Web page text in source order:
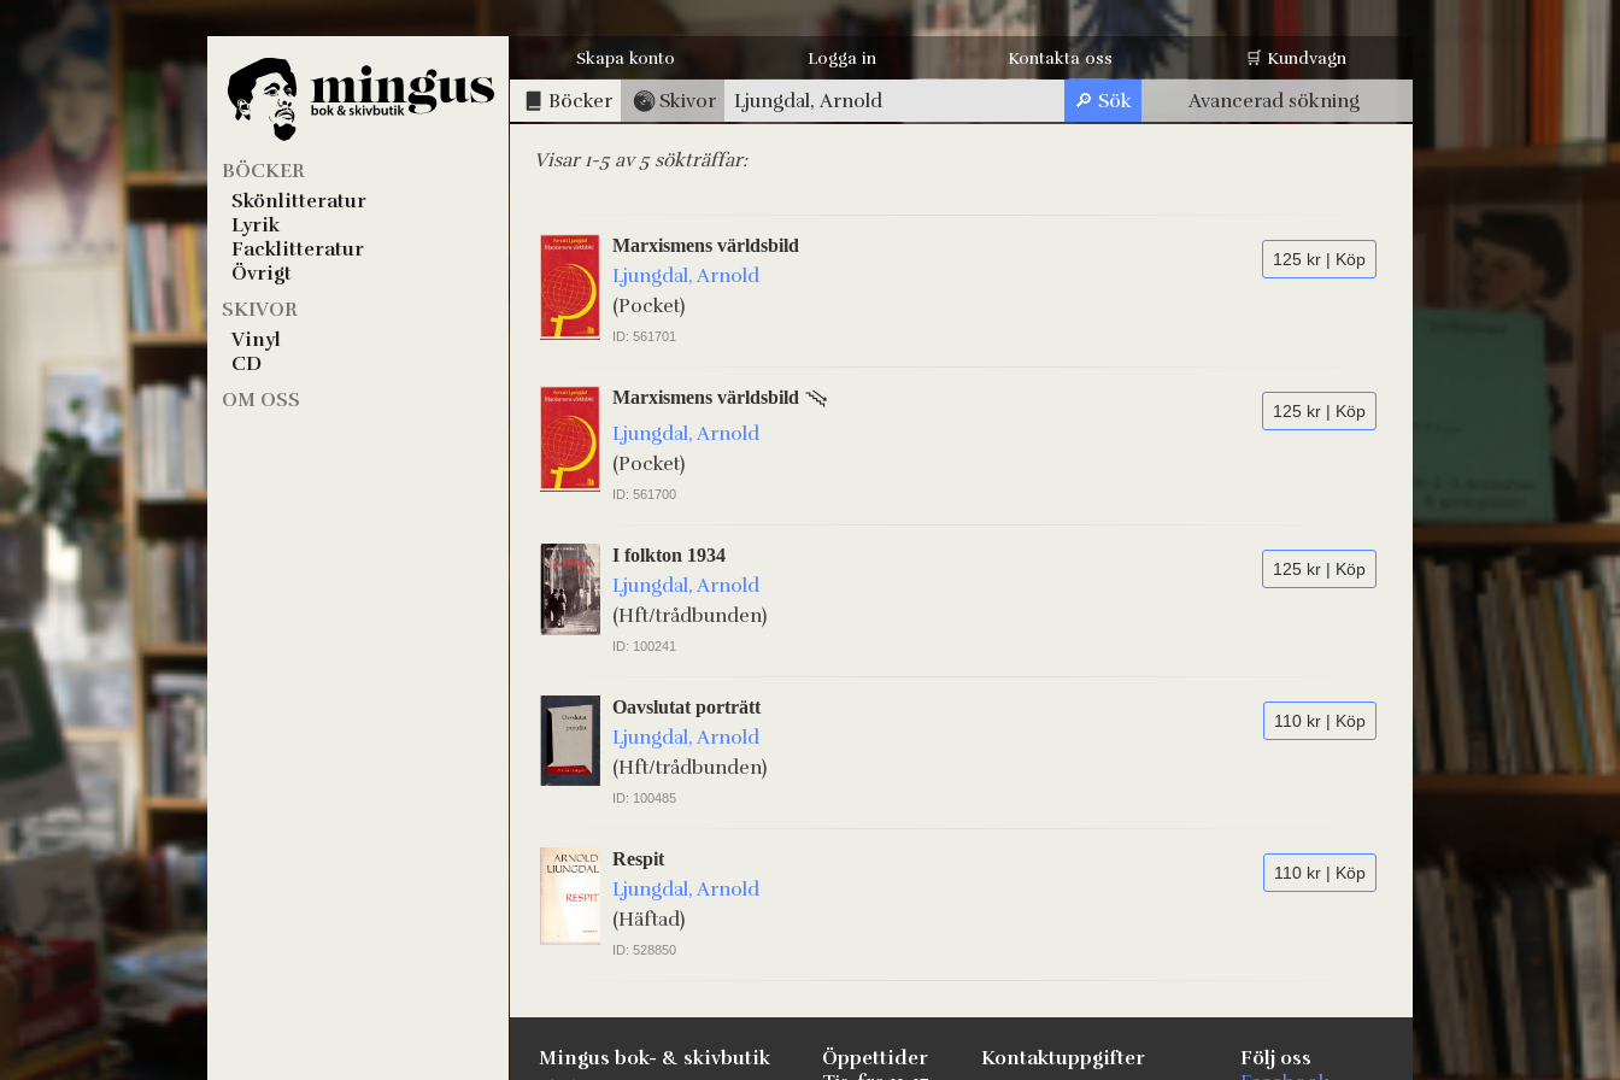
BÖCKER
Skönlitteratur
Lyrik
Facklitteratur
Övrigt
SKIVOR
Vinyl
CD
OM OSS
Skapa konto Logga in Kontakta oss 🛒 Kundvagn
Böcker Skivor Avancerad sökning
Visar 1-5 av 5 sökträffar:
125 kr | Köp
Marxismens världsbild
Ljungdal, Arnold
(Pocket)
ID: 561701
125 kr | Köp
Marxismens världsbild
Ljungdal, Arnold
(Pocket)
ID: 561700
125 kr | Köp
I folkton 1934
Ljungdal, Arnold
(Hft/trådbunden)
ID: 100241
110 kr | Köp
Oavslutat porträtt
Ljungdal, Arnold
(Hft/trådbunden)
ID: 100485
110 kr | Köp
Respit
Ljungdal, Arnold
(Häftad)
ID: 528850
Mingus bok- & skivbutik
Öppettider
Kontaktuppgifter
Följ oss